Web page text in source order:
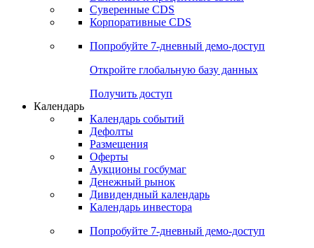
Получить доступ
Деривативы
Валютные и процентные свопы
Корпоративные CDS
Попробуйте7-дневный
Откройте глобальную базу данных
Получить доступ
Календарь
Календарь событий
Дефолты
Размещения
Оферты
Денежный рынок